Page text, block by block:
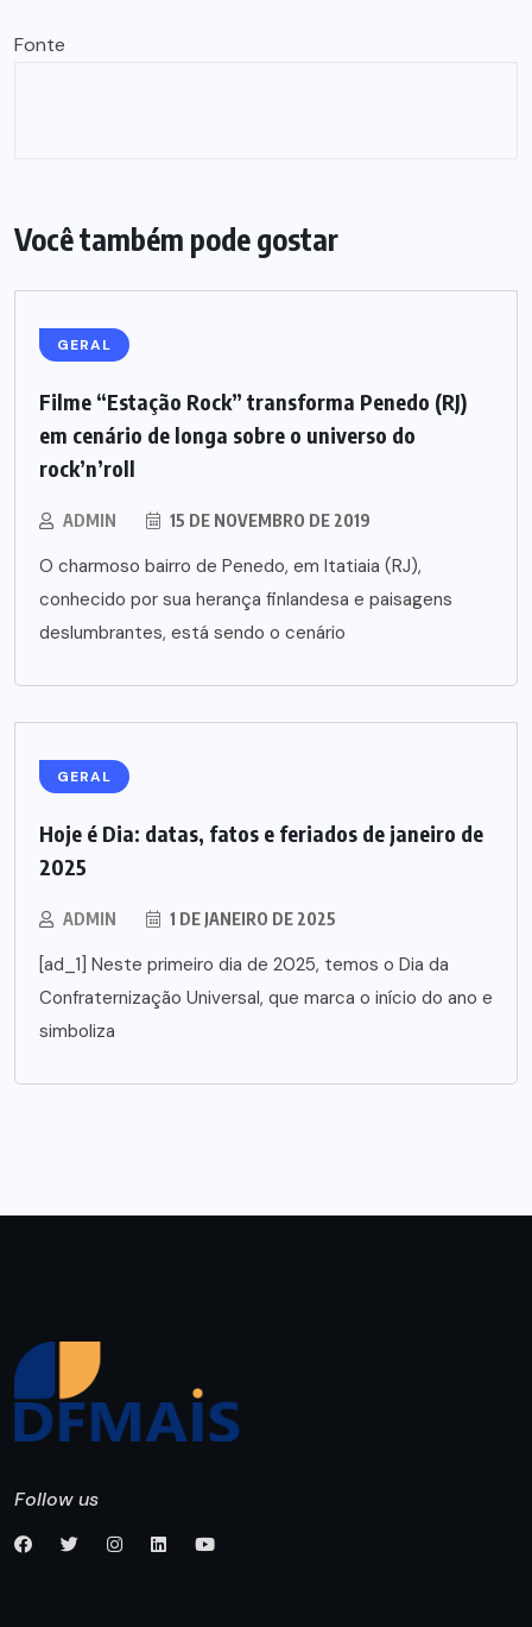
Fonte
Você também pode gostar
GERAL
Filme “Estação Rock” transforma Penedo (RJ)
em cenário de longa sobre o universo do
rock’n’roll
ADMIN 15 DE NOVEMBRO DE 2019
O charmoso bairro de Penedo, em Itatiaia (RJ),
conhecido por sua herança finlandesa e paisagens
deslumbrantes, está sendo o cenário
GERAL
Hoje é Dia: datas, fatos e feriados de janeiro de
2025
ADMIN 1 DE JANEIRO DE 2025
[ad_1] Neste primeiro dia de 2025, temos o Dia da
Confraternização Universal, que marca o início do ano e
simboliza
Follow us